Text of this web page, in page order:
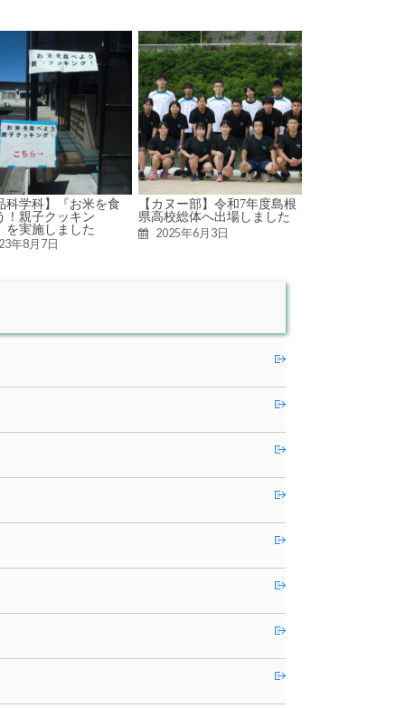
科学科】『お米を食
！親子クッキン
を実施しました
年8月7日
【カヌー部】令和7年度島根
県高校総体へ出場しました
2025年6月3日